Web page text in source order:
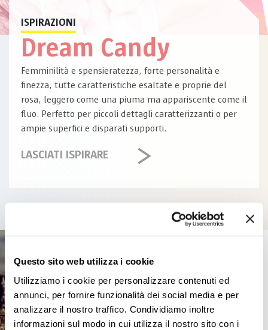
Questo sito web utilizza i cookie
Utilizziamo i cookie per personalizzare contenuti ed
annunci, per fornire funzionalità dei social media e per
analizzare il nostro traffico. Condividiamo inoltre
informazioni sul modo in cui utilizza il nostro sito con i
ISPIRAZIONI
Dream Candy
Femminilità e spensieratezza, forte personalità e
finezza, tutte caratteristiche esaltate e proprie del
rosa, leggero come una piuma ma appariscente come il
fluo. Perfetto per piccoli dettagli caratterizzanti o per
ampie superfici e disparati supporti.
LASCIATI ISPIRARE